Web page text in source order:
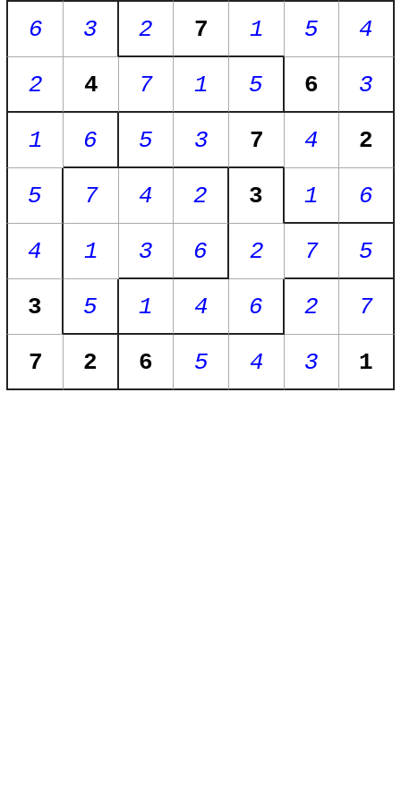
6 3 2 7 1 5 4
2 4 7 1 5 6 3
1 6 5 3 7 4 2
5 7 4 2 3 1 6
4 1 3 6 2 7 5
3 5 1 4 6 2 7
7 2 6 5 4 3 1